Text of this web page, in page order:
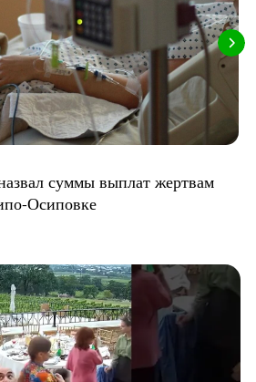
суммы выплат жертвам
Осиповке